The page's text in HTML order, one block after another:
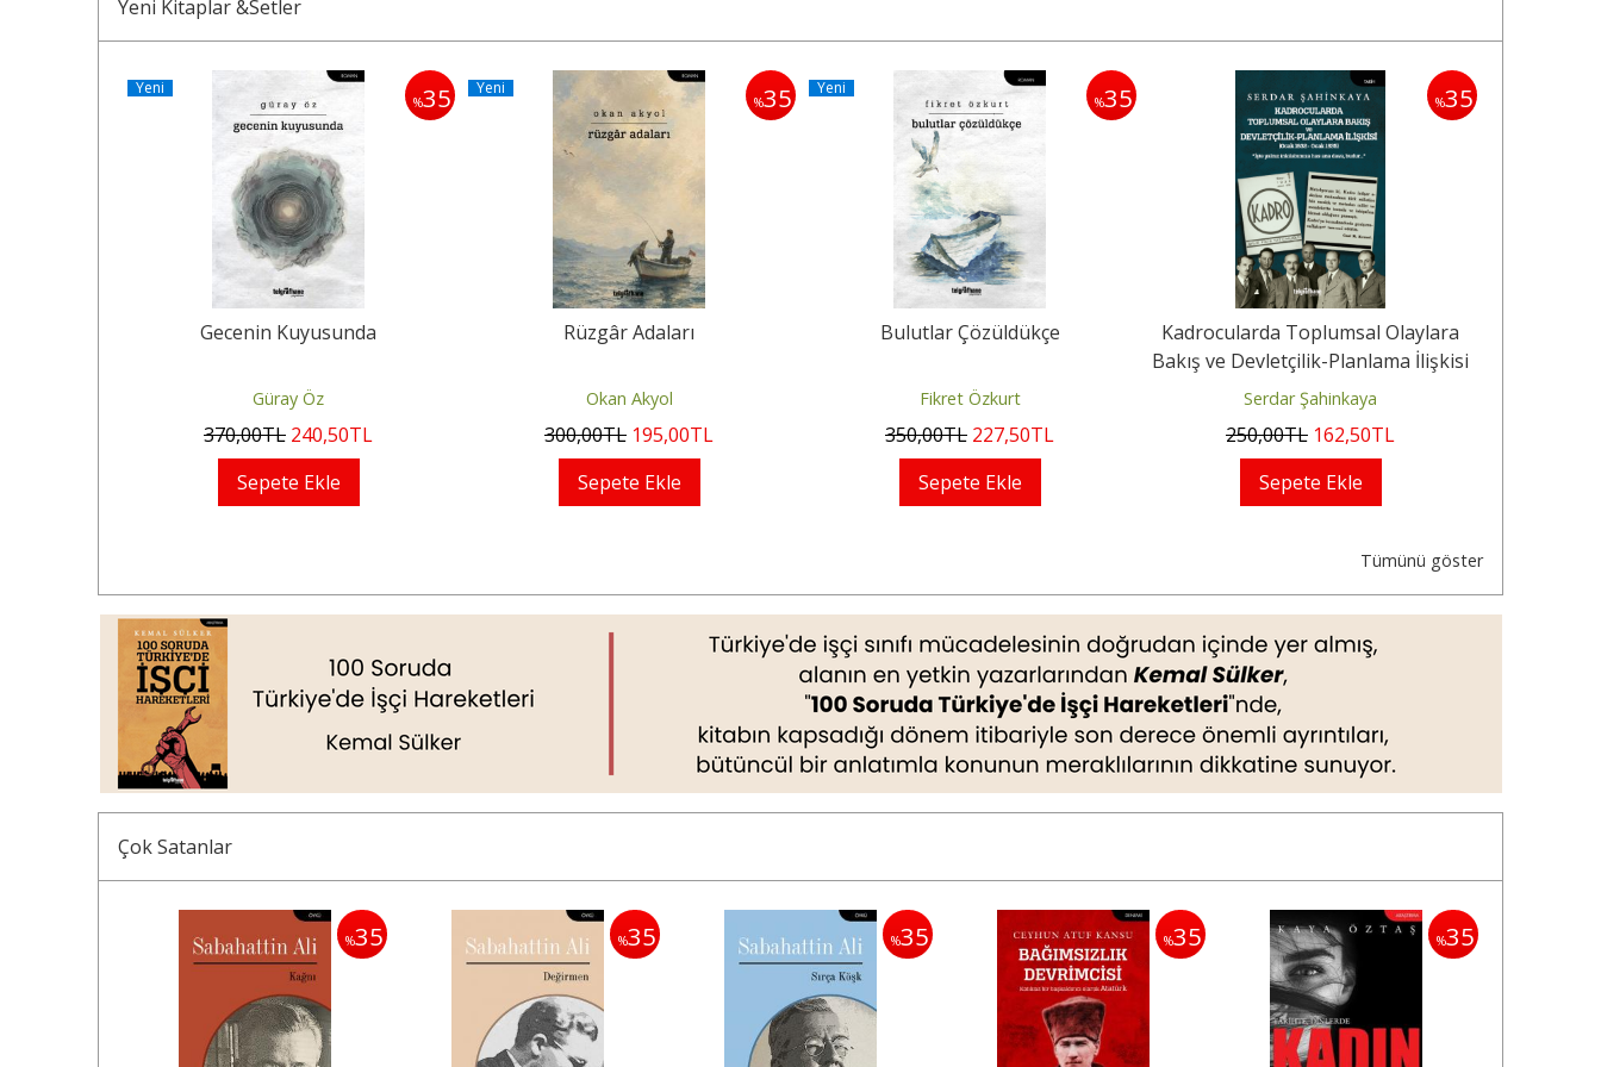
Yeni Kitaplar &Setler
%35
Yeni
Gecenin Kuyusunda
Güray Öz
370,00TL 240,50TL
Sepete Ekle
%35
Yeni
Rüzgâr Adaları
Okan Akyol
300,00TL 195,00TL
Sepete Ekle
%35
Yeni
Bulutlar Çözüldükçe
Fikret Özkurt
350,00TL 227,50TL
Sepete Ekle
%35
Kadrocularda Toplumsal Olaylara
Bakış ve Devletçilik-Planlama İlişkisi
Serdar Şahinkaya
250,00TL 162,50TL
Sepete Ekle
Tümünü göster
Çok Satanlar
%35 %35 %35 %35 %35